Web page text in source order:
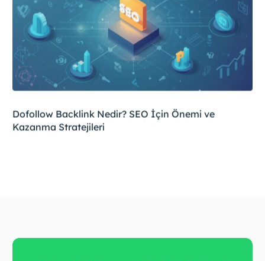
Dofollow Backlink Nedir? SEO İçin Önemi ve
Kazanma Stratejileri